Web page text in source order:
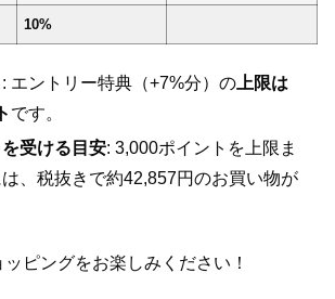
10%
: エントリー特典（+7%分）の上限は
です。
受ける目安: 3,000ポイントを上限ま
、税抜きで約42,857円のお買い物が
ピングをお楽しみください！